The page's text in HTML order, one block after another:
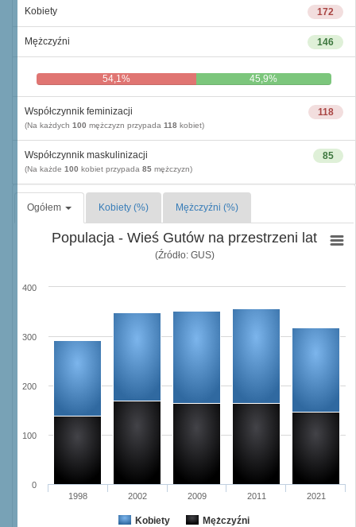
172
Kobiety
146
Mężczyźni
54,1% 45,9%
118
Współczynnik feminizacji
(Na każdych 100 mężczyzn przypada 118 kobiet)
85
Współczynnik maskulinizacji
(Na każde 100 kobiet przypada 85 mężczyzn)
Ogółem Kobiety (%) Mężczyźni (%)
Populacja - Wieś Gutów na przestrzeni lat
(Źródło: GUS)
Kobiety Mężczyźni
1998 2002 2009 2011 2021
0
100
200
300
400